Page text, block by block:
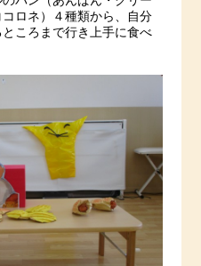
ロネ）４種類から、自分
ころまで行き上手に食べ